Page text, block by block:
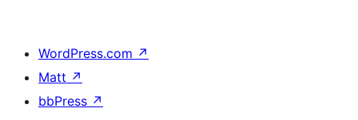
WordPress.com ↗
Matt ↗
bbPress ↗